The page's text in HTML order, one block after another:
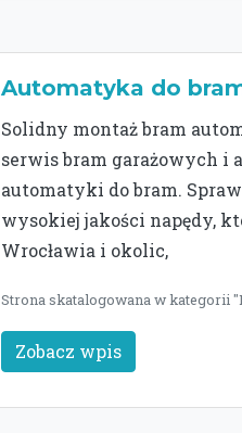
Automatyka do
Solidny montaż bram
serwis bram garażowych i
automatyki do bram.
wysokiej jakości napędy,
Wrocławia i okolic,
Strona skatalogowana w kategorii
Zobacz wpis